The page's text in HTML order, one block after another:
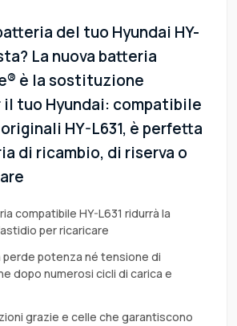
del tuo Hyundai HY-
La nuova batteria
è la sostituzione
tuo Hyundai: compatibile
HY-L631, è perfetta
di ricambio, di riserva o
compatibile HY-L631 ridurrà la
per ricaricare
potenza né tensione di
dopo numerosi cicli di carica e
grazie e celle che garantiscono